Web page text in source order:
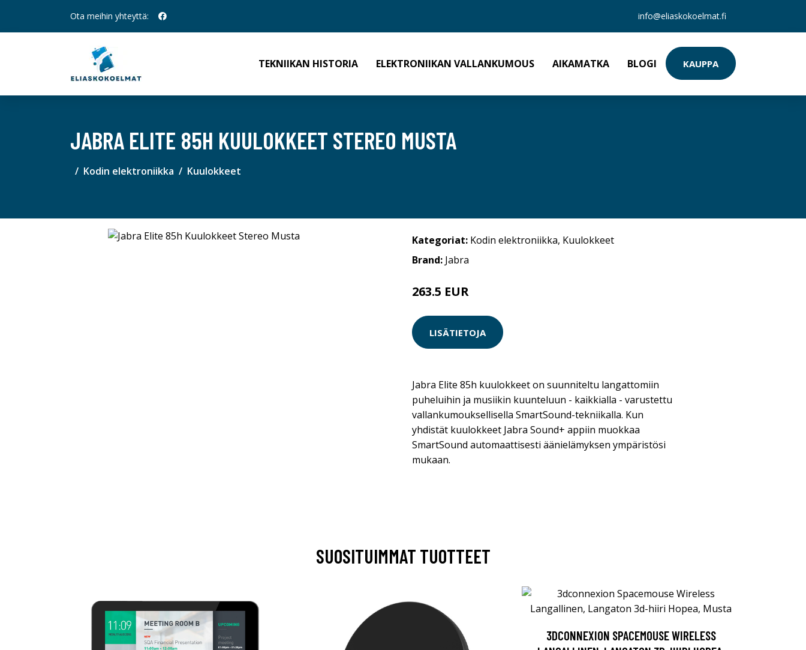
Ota meihin yhteyttä: info@eliaskokoelmat.fi
TEKNIIKAN HISTORIA ELEKTRONIIKAN VALLANKUMOUS AIKAMATKA BLOGI KAUPPA
JABRA ELITE 85H KUULOKKEET STEREO MUSTA
Kodin elektroniikka Kuulokkeet
Kategoriat: Kodin elektroniikka, Kuulokkeet
Brand: Jabra
263.5 EUR
LISÄTIETOJA
Jabra Elite 85h kuulokkeet on suunniteltu langattomiin
puheluihin ja musiikin kuunteluun - kaikkialla - varustettu
vallankumouksellisella SmartSound-tekniikalla. Kun
yhdistät kuulokkeet Jabra Sound+ appiin muokkaa
SmartSound automaattisesti äänielämyksen ympäristösi
mukaan.
SUOSITUIMMAT TUOTTEET
3DCONNEXION SPACEMOUSE WIRELESS